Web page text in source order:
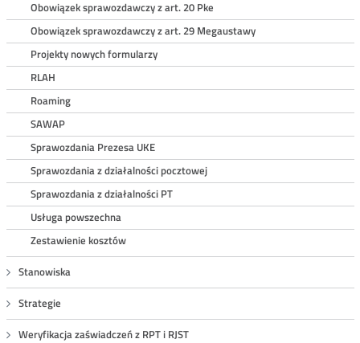
Obowiązek sprawozdawczy z art. 20 Pke
Obowiązek sprawozdawczy z art. 29 Megaustawy
Projekty nowych formularzy
RLAH
Roaming
SAWAP
Sprawozdania Prezesa UKE
Sprawozdania z działalności pocztowej
Sprawozdania z działalności PT
Usługa powszechna
Zestawienie kosztów
Stanowiska
Strategie
Weryfikacja zaświadczeń z RPT i RJST